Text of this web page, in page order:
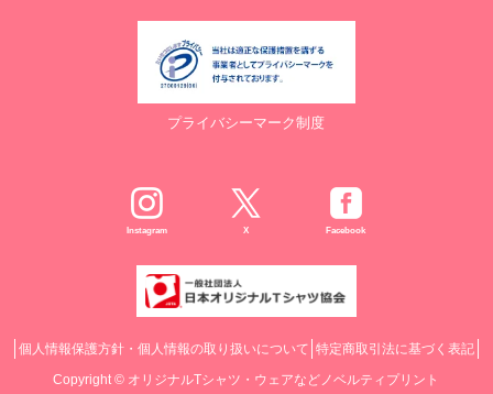
プライバシーマーク制度
Instagram X Facebook
個人情報保護方針・個人情報の取り扱いについて 特定商取引法に基づく表記
Copyright © オリジナルTシャツ・ウェアなどノベルティプリント